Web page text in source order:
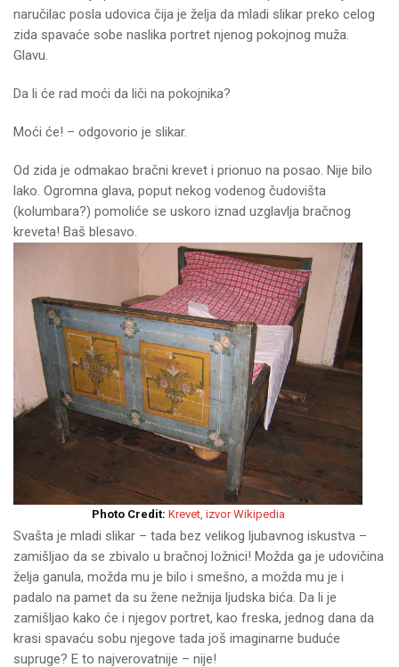
naručilac posla udovica čija je želja da mladi slikar preko celog
zida spavaće sobe naslika portret njenog pokojnog muža.
Glavu.
Da li će rad moći da liči na pokojnika?
Moći će! – odgovorio je slikar.
Od zida je odmakao bračni krevet i prionuo na posao. Nije bilo
lako. Ogromna glava, poput nekog vodenog čudovišta
(kolumbara?) pomoliće se uskoro iznad uzglavlja bračnog
kreveta! Baš blesavo.
Photo Credit: Krevet, izvor Wikipedia
Svašta je mladi slikar – tada bez velikog ljubavnog iskustva –
zamišljao da se zbivalo u bračnoj ložnici! Možda ga je udovičina
želja ganula, možda mu je bilo i smešno, a možda mu je i
padalo na pamet da su žene nežnija ljudska bića. Da li je
zamišljao kako će i njegov portret, kao freska, jednog dana da
krasi spavaću sobu njegove tada još imaginarne buduće
supruge? E to najverovatnije – nije!